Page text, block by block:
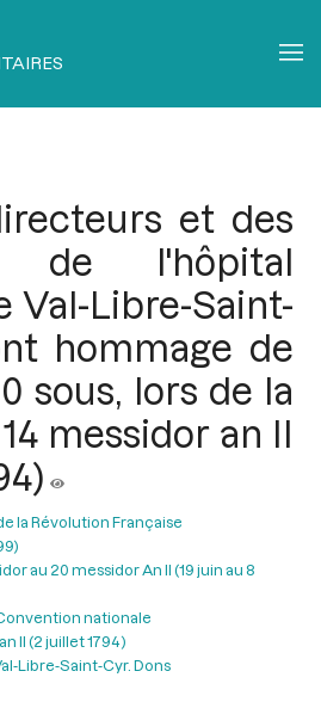
et des
de l'hôpital
Val-Libre-Saint-
hommage de
sous, lors de la
messidor an II
la Révolution Française
au 20 messidor An II (19 juin au 8
nationale
II (2 juillet 1794 )
Libre-Saint-Cyr. Dons